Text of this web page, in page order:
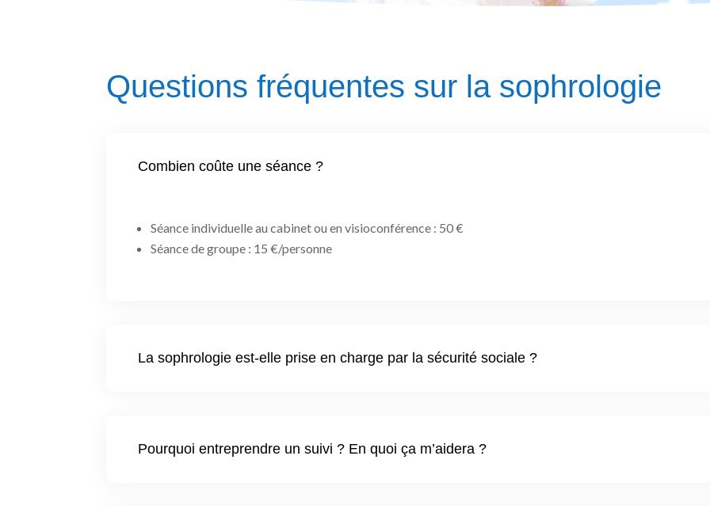
Questions fréquentes sur la sophrologie
Combien coûte une séance ?
Séance individuelle au cabinet ou en visioconférence : 50 €
Séance de groupe : 15 €/personne
La sophrologie est-elle prise en charge par la sécurité sociale ?
Pourquoi entreprendre un suivi ? En quoi ça m’aidera ?